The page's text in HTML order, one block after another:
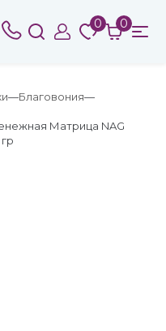
0 0
Благовония
Матрица NAG